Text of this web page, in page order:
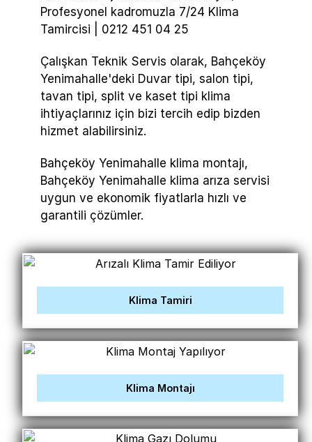
Profesyonel kadromuzla 7/24 Klima
Tamircisi | 0212 451 04 25
Çalışkan Teknik Servis olarak, Bahçeköy
Yenimahalle'deki Duvar tipi, salon tipi,
tavan tipi, split ve kaset tipi klima
ihtiyaçlarınız için bizi tercih edip bizden
hizmet alabilirsiniz.
Bahçeköy Yenimahalle klima montajı,
Bahçeköy Yenimahalle klima arıza servisi
uygun ve ekonomik fiyatlarla hızlı ve
garantili çözümler.
Klima Tamiri
Klima Montajı